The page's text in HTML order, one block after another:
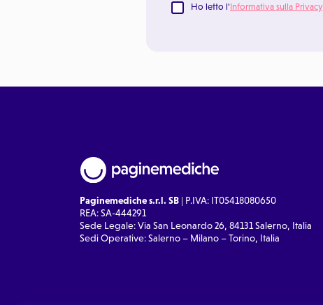
Ho letto l'Informativa sulla Privacy
Paginemediche s.r.l. SB | P.IVA: IT05418080650
REA: SA-444291
Sede Legale: Via San Leonardo 26, 84131 Salerno, Italia
Sedi Operative: Salerno – Milano – Torino, Italia